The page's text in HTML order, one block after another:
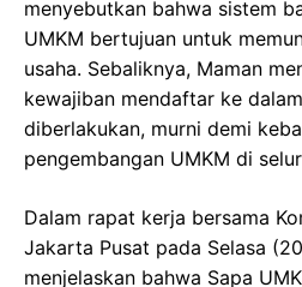
menyebutkan bahwa sistem
UMKM bertujuan untuk
usaha. Sebaliknya, Maman
kewajiban mendaftar ke
diberlakukan, murni demi
pengembangan UMKM di
Dalam rapat kerja bersama
Jakarta Pusat pada Selasa
menjelaskan bahwa Sapa